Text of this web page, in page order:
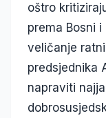
oštro
prema Bosni
veličanje
predsjednika
napraviti